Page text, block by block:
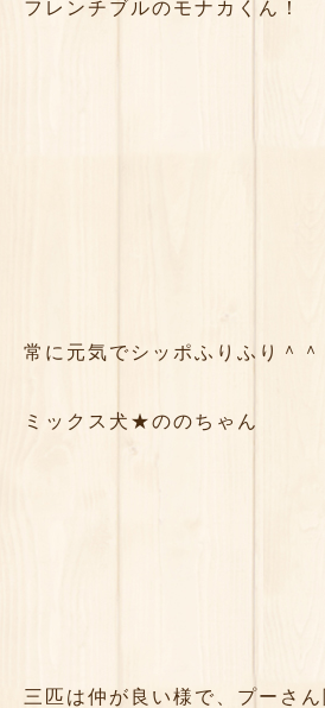
フレンチブルのモナカくん！
常に元気でシッポふりふり＾＾
ミックス犬★ののちゃん
三匹は仲が良い様で、プーさ